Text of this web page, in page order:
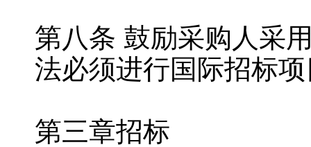
第八条 鼓励采购人采
法必须进行国际招标
第三章招标